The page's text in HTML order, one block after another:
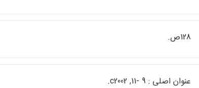
128ص.
عنوان اصلي : 9 -11, c2002.